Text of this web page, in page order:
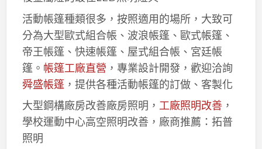
活動帳篷種類很多，按照適用的場所，大致可
分為大型歐式組合帳、波浪帳篷、歐式帳篷、
帝王帳篷、快速帳篷、屋式組合帳、宮廷帳
篷。 帳篷工廠直營 ，專業設計開發，歡迎洽詢
舜盛帳篷，提供各種活動帳篷的訂做、客製化
大型鋼構廠房改善廠房照明， 工廠照明改善，
學校運動中心高空照明改善，廠商推薦：拓普
照明